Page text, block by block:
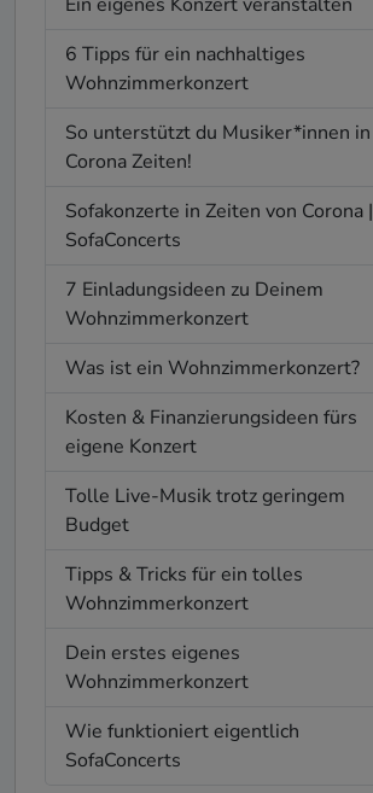
6 Tipps für ein nachhaltiges
Wohnzimmerkonzert
So unterstützt du Musiker*innen in
Corona Zeiten!
Sofakonzerte in Zeiten von Corona |
SofaConcerts
7 Einladungsideen zu Deinem
Wohnzimmerkonzert
Was ist ein Wohnzimmerkonzert?
Kosten & Finanzierungsideen fürs
eigene Konzert
Tolle Live-Musik trotz geringem
Budget
Tipps & Tricks für ein tolles
Wohnzimmerkonzert
Dein erstes eigenes
Wohnzimmerkonzert
Wie funktioniert eigentlich
SofaConcerts